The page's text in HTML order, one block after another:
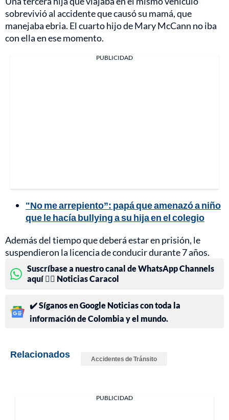
sobrevivió al accidente que causó su mamá, que
manejaba ebria. El cuarto hijo de Mary McCann no iba
con ella en ese momento.
PUBLICIDAD
"No me arrepiento”: papá que amenazó a niño
que le hacía bullying a su hija en el colegio
Además del tiempo que deberá estar en prisión, le
suspendieron la licencia de conducir durante 7 años.
Suscríbase a nuestro canal de WhatsApp Channels
aquí 👉🏻 Noticias Caracol
✔️ Síganos en Google Noticias con toda la
información de Colombia y el mundo.
Relacionados Accidentes de Tránsito
PUBLICIDAD